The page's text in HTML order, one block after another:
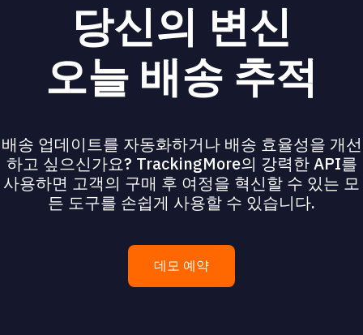
당신의 변신
오늘 배송 추적
배송 업데이트를 자동화하거나 배송 효율성을 개선
하고 싶으신가요? TrackingMore의 강력한 API를
사용하면 고객의 구매 후 여정을 혁신할 수 있는 모
든 도구를 손쉽게 사용할 수 있습니다.
데모 예약